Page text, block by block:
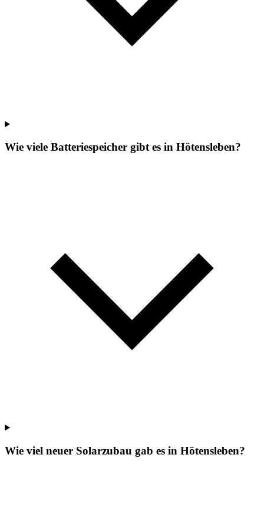
Wie viele Batteriespeicher gibt es in Hötensleben?
Wie viel neuer Solarzubau gab es in Hötensleben?